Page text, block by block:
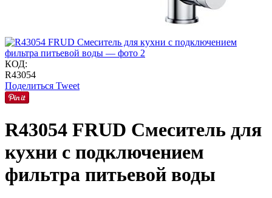
КОД:
R43054
Поделиться Tweet
R43054 FRUD Смеситель для
кухни с подключением
фильтра питьевой воды